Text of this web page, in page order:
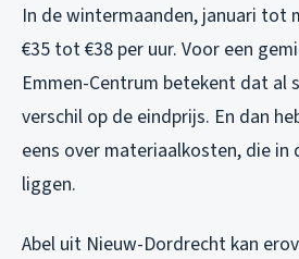
In de wintermaanden, januari tot
€35 tot €38 per uur. Voor een
Emmen-Centrum betekent dat al
verschil op de eindprijs. En dan
eens over materiaalkosten, die
liggen.
Abel uit Nieuw-Dordrecht kan